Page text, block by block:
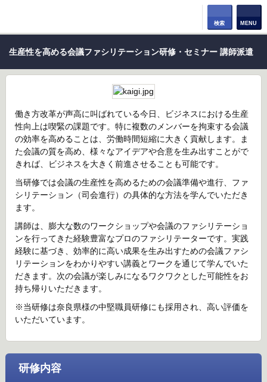
検索 MENU
生産性を高める会議ファシリテーション研修・セミナー 講師派遣
働き方改革が声高に叫ばれている今日、ビジネスにおける生産
性向上は喫緊の課題です。特に複数のメンバーを拘束する会議
の効率を高めることは、労働時間短縮に大きく貢献します。ま
た会議の質を高め、様々なアイデアや合意を生み出すことがで
きれば、ビジネスを大きく前進させることも可能です。
当研修では会議の生産性を高めるための会議準備や進行、ファ
シリテーション（司会進行）の具体的な方法を学んでいただき
ます。
講師は、膨大な数のワークショップや会議のファシリテーショ
ンを行ってきた経験豊富なプロのファシリテーターです。実践
経験に基づき、効率的に高い成果を生み出すための会議ファシ
リテーションをわかりやすい講義とワークを通じて学んでいた
だきます。次の会議が楽しみになるワクワクとした可能性をお
持ち帰りいただきます。
※当研修は奈良県様の中堅職員研修にも採用され、高い評価を
いただいています。
研修内容